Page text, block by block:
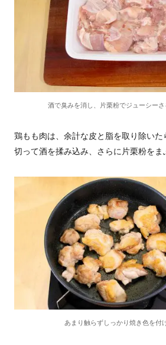
酒で臭みを消し、片栗粉でジューシーさ
鶏もも肉は、余計な皮と脂を取り除いた
切って酒を揉み込み、さらに片栗粉をま
あまり触らずしっかり焼き色を付